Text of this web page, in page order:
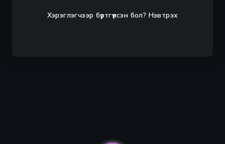
Хэрэглэгчээр бүртгүүлсэн бол? Нэвтрэх